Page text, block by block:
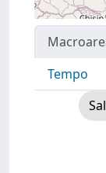
Tempo